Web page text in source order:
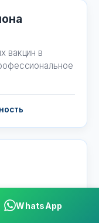
WhatsApp
вакцин в